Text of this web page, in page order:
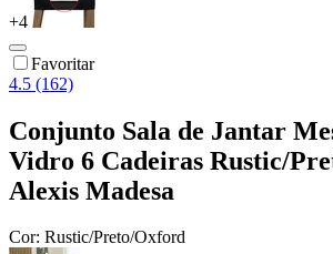
+4
Favoritar
4.5 (162)
Conjunto Sala de Jantar
Vidro 6 Cadeiras Rustic/
Alexis Madesa
Cor: Rustic/Preto/Oxford